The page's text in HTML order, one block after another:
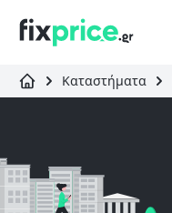
Καταστήματα